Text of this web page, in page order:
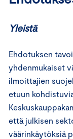
Yleistä
Ehdotuksen
yhdenmukaiset
ilmoittajien
etuun
että julkisen
väärinkäytöksiä